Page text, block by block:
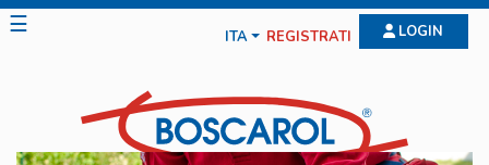
☰ ITA REGISTRATI LOGIN